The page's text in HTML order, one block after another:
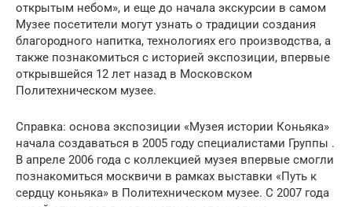
открытым небом», и еще до начала экскурсии в самом
Музее посетители могут узнать о традиции создания
благородного напитка, технологиях его производства, а
также познакомиться с историей экспозиции, впервые
открывшейся 12 лет назад в Московском
Политехническом музее.
Справка: основа экспозиции «Музея истории Коньяка»
начала создаваться в 2005 году специалистами Группы .
В апреле 2006 года с коллекцией музея впервые смогли
познакомиться москвичи в рамках выставки «Путь к
сердцу коньяка» в Политехническом музее. С 2007 года